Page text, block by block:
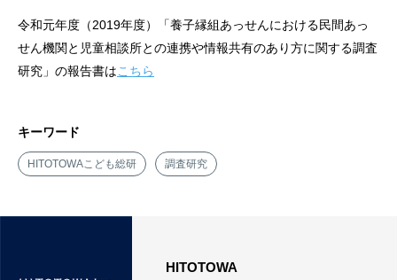
令和元年度（2019年度）「養子縁組あっせんにおける民間あっ
せん機関と児童相談所との連携や情報共有のあり方に関する調査
研究」の報告書はこちら
キーワード
HITOTOWAこども総研 調査研究
HITOTOWA